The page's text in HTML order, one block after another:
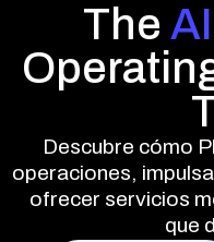
The
Descubre cómo
operaciones,
ofrecer servicios
que